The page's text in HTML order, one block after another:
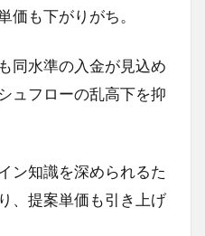
価も下がりがち。
同水準の入金が見込め
ュフローの乱高下を抑
ン知識を深められるた
、提案単価も引き上げ